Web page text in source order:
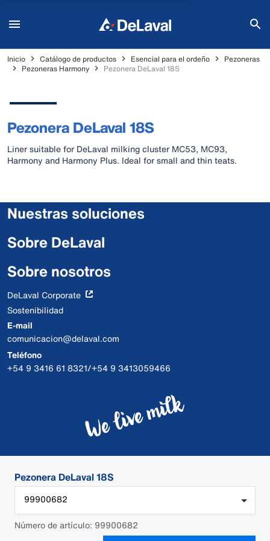
Inicio Catálogo de productos Esencial para el ordeño
Pezoneras
Pezoneras Harmony
Pezonera DeLaval 18S
Pezonera DeLaval 18S
Liner suitable for DeLaval milking cluster MC53, MC93,
Harmony and Harmony Plus. Ideal for small and thin teats.
Pezonera DeLaval 18S
99900682
Número de artículo: 99900682
Nuestras soluciones
Sobre DeLaval
Sobre nosotros
DeLaval Corporate
Sostenibilidad
E-mail
comunicacion@delaval.com
Teléfono
+54 9 3416 61 8321/+54 9 3413059466